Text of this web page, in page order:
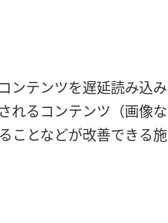
ンテンツを遅延読み込
れるコンテンツ（画像な
ことなどが改善できる